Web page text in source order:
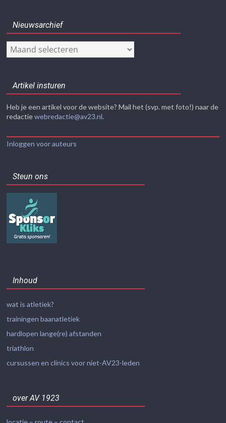
Nieuwsarchief
Nieuwsarchief
Artikel insturen
Heb je een artikel voor de website? Mail het (svp. met foto!) naar de
redactiewebredactie@av23.nl.
Inloggen voor auteurs
Steun ons
Inhoud
wat is atletiek?
trainingen baanatletiek
hardlopen lange(re) afstanden
triathlon
cursussen en clinics voor niet-AV23-leden
over AV 1923